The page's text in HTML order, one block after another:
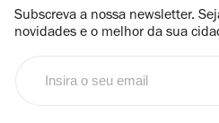
Subscreva a nossa newsletter.
novidades e o melhor da sua